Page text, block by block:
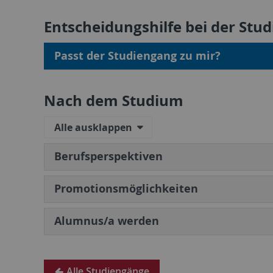
Entscheidungshilfe bei der
Passt der Studiengang zu mir?
Nach dem Studium
Alle ausklappen
Berufsperspektiven
Promotionsmöglichkeiten
Alumnus/a werden